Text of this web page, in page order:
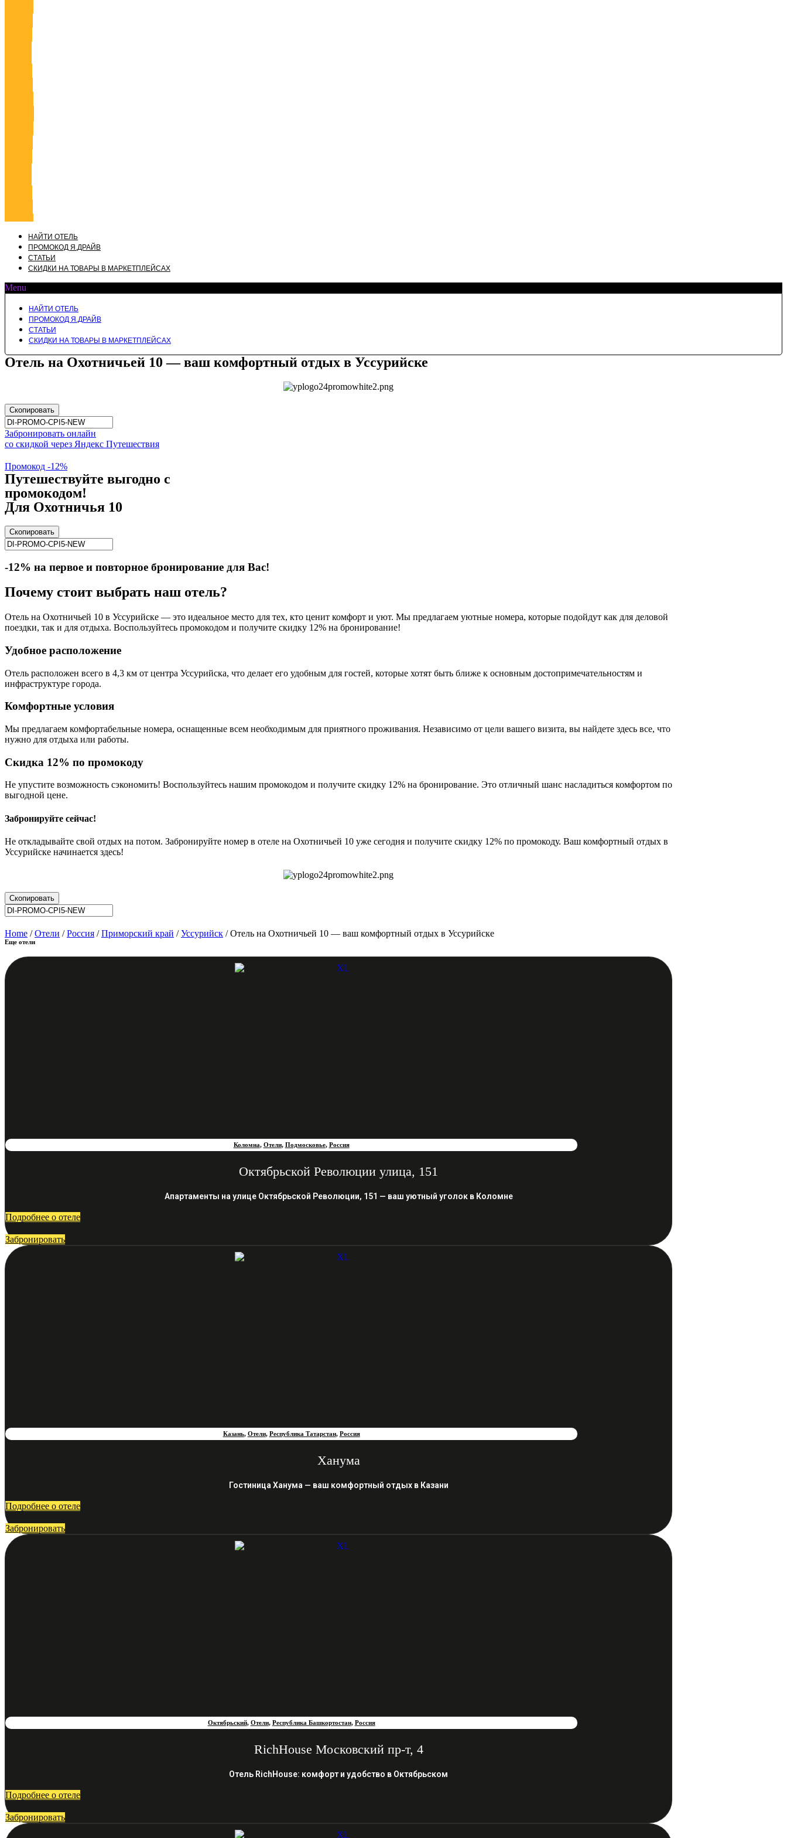
НАЙТИ ОТЕЛЬ
ПРОМОКОД Я.ДРАЙВ
СТАТЬИ
СКИДКИ НА ТОВАРЫ В МАРКЕТПЛЕЙСАХ
Menu
НАЙТИ ОТЕЛЬ
ПРОМОКОД Я.ДРАЙВ
СТАТЬИ
СКИДКИ НА ТОВАРЫ В МАРКЕТПЛЕЙСАХ
Отель на Охотничьей 10 — ваш комфортный отдых в Уссурийске
Скопировать
Забронировать онлайн
со скидкой через Яндекс Путешествия
Промокод -12%
Путешествуйте выгодно с
промокодом!
Для Охотничья 10
Скопировать
-12% на первое и повторное бронирование для Вас!
Почему стоит выбрать наш отель?
Отель на Охотничьей 10 в Уссурийске — это идеальное место для тех, кто ценит комфорт и уют. Мы предлагаем уютные номера, которые подойдут как для деловой
поездки, так и для отдыха. Воспользуйтесь промокодом и получите скидку 12% на бронирование!
Удобное расположение
Отель расположен всего в 4,3 км от центра Уссурийска, что делает его удобным для гостей, которые хотят быть ближе к основным достопримечательностям и
инфраструктуре города.
Комфортные условия
Мы предлагаем комфортабельные номера, оснащенные всем необходимым для приятного проживания. Независимо от цели вашего визита, вы найдете здесь все, что
нужно для отдыха или работы.
Скидка 12% по промокоду
Не упустите возможность сэкономить! Воспользуйтесь нашим промокодом и получите скидку 12% на бронирование. Это отличный шанс насладиться комфортом по
выгодной цене.
Забронируйте сейчас!
Не откладывайте свой отдых на потом. Забронируйте номер в отеле на Охотничьей 10 уже сегодня и получите скидку 12% по промокоду. Ваш комфортный отдых в
Уссурийске начинается здесь!
Скопировать
Home /Отели /Россия /Приморский край /Уссурийск / Отель на Охотничьей 10 — ваш комфортный отдых в Уссурийске
Еще отели
Коломна, Отели, Подмосковье, Россия
Октябрьской Революции улица, 151
Апартаменты на улице Октябрьской Революции, 151 — ваш уютный уголок в Коломне
Подробнее о отеле
Забронировать
Казань, Отели, Республика Татарстан, Россия
Ханума
Гостиница Ханума — ваш комфортный отдых в Казани
Подробнее о отеле
Забронировать
Октябрьский, Отели, Республика Башкортостан, Россия
RichHouse Московский пр-т, 4
Отель RichHouse: комфорт и удобство в Октябрьском
Подробнее о отеле
Забронировать